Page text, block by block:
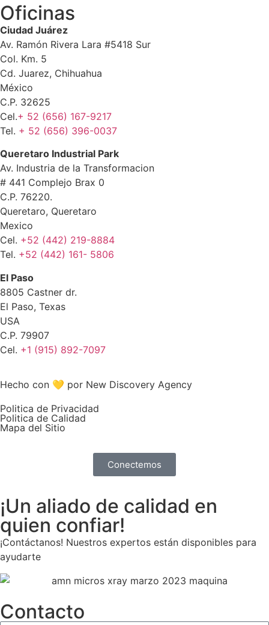
Oficinas
Ciudad Juárez
Av. Ramón Rivera Lara #5418 Sur
Col. Km. 5
Cd. Juarez, Chihuahua
México
C.P. 32625
Cel.+ 52 (656) 167-9217
Tel. + 52 (656) 396-0037
Queretaro Industrial Park
Av. Industria de la Transformacion
# 441 Complejo Brax 0
C.P. 76220.
Queretaro, Queretaro
Mexico
Cel. +52 (442) 219-8884
Tel. +52 (442) 161- 5806
El Paso
8805 Castner dr.
El Paso, Texas
USA
C.P. 79907
Cel. +1 (915) 892-7097
Hecho con 💛 por New Discovery Agency
Politica de Privacidad
Politica de Calidad
Mapa del Sitio
Conectemos
¡Un aliado de calidad en
quien confiar!
¡Contáctanos! Nuestros expertos están disponibles para
ayudarte
Contacto